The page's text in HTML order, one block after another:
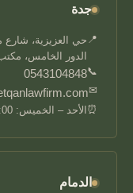
جدة
📍 حي العزيزية، شارع
الدور الخامس، مكتب
📞
0543104848
✉
⏰ الأحد – الخميس: 8:00 ص – 5:00 م
الدمام